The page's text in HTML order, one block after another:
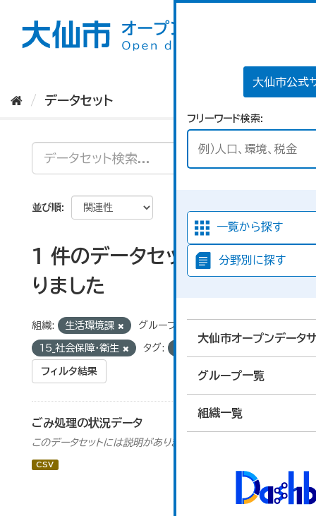
大仙市公式
フリーワード検索
一覧から探す
分野別に探す
大仙市オープンデータ
グループ一覧
組織一覧
データセット
並び順
1 件のデータセットが見つか
りました
組織: 生活環境課 グループ:
15_社会保障・衛生 タグ:
フィルタ結果
ごみ処理の状況データ
このデータセットには説明がありません
CSV